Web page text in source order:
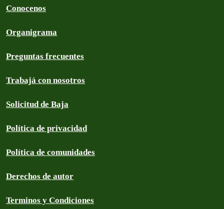
Conocenos
Organigrama
Preguntas frecuentes
Trabajá con nosotros
Solicitud de Baja
Política de privacidad
Política de comunidades
Derechos de autor
Terminos y Condiciones